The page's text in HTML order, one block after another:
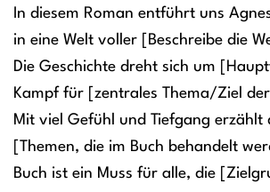
In diesem Roman entführt uns
in eine Welt voller [Beschreibe die
Die Geschichte dreht sich um
Kampf für [zentrales Thema/Ziel
Mit viel Gefühl und Tiefgang erzählt
[Themen, die im Buch behandelt
Buch ist ein Muss für alle, die